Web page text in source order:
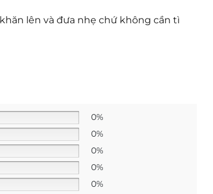
lên và đưa nhẹ chứ không cần tì
0%
0%
0%
0%
0%